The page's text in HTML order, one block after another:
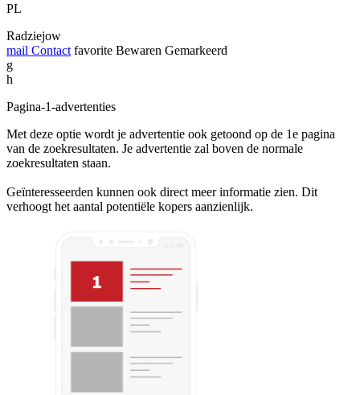
PL
Radziejow
mail Contact favorite Bewaren Gemarkeerd
g
h
Pagina-1-advertenties
Met deze optie wordt je advertentie ook getoond op de 1e pagina
van de zoekresultaten. Je advertentie zal boven de normale
zoekresultaten staan.
Geïnteresseerden kunnen ook direct meer informatie zien. Dit
verhoogt het aantal potentiële kopers aanzienlijk.